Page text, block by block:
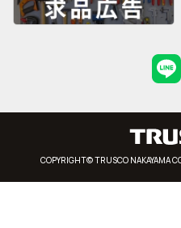
COPYRIGHT© TRUSCO NAKAYAMA